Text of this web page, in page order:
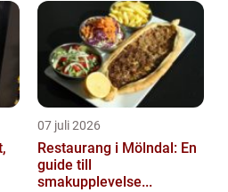
07 juli 2026
Restaurang i Mölndal: En
guide till
smakupplevelse...